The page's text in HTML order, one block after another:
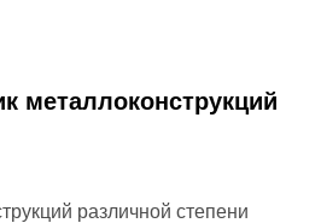
металлоконструкций
различной степени